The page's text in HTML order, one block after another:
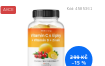
AKCE
299 KČ
–15 %
Kód: 4585361